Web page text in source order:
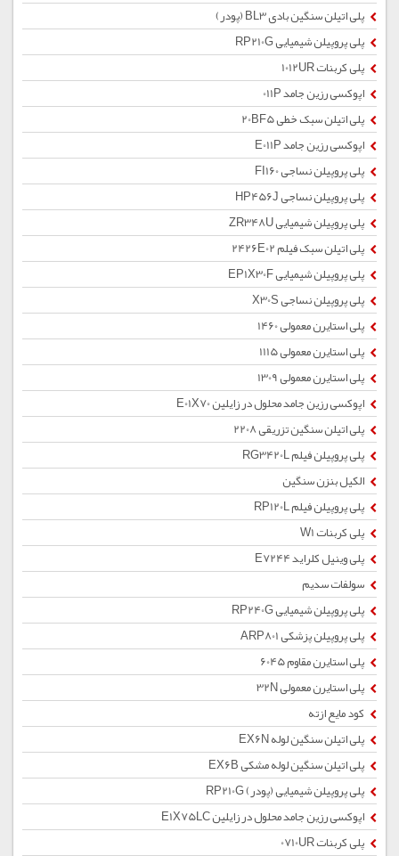
پلی اتیلن سنگین بادی BL3 (پودر)
پلی پروپیلن شیمیایی RP210G
پلی کربنات 1012UR
اپوکسی رزین جامد 011P
پلی اتیلن سبک خطی 20BF5
اپوکسی رزین جامد E011P
پلی پروپیلن نساجی FI160
پلی پروپیلن نساجی HP456J
پلی پروپیلن شیمیایی ZR348U
پلی اتیلن سبک فیلم 2426E02
پلی پروپیلن شیمیایی EP1X30F
پلی پروپیلن نساجی X30S
پلی استایرن معمولی 1460
پلی استایرن معمولی 1115
پلی استایرن معمولی 1309
اپوکسی رزین جامد محلول در زایلین E01X70
پلی اتیلن سنگین تزریقی 2208
پلی پروپیلن فیلم RG3420L
الکیل بنزن سنگین
پلی پروپیلن فیلم RP120L
پلی کربنات W1
پلی وینیل کلراید E7244
سولفات سدیم
پلی پروپیلن شیمیایی RP240G
پلی پروپیلن پزشکی ARP801
پلی استایرن مقاوم 6045
پلی استایرن معمولی 32N
کود مایع ازته
پلی اتیلن سنگین لوله EX6N
پلی اتیلن سنگین لوله مشکی EX6B
پلی پروپیلن شیمیایی (پودر) RP210G
اپوکسی رزین جامد محلول در زایلین E1X75LC
پلی کربنات 0710UR